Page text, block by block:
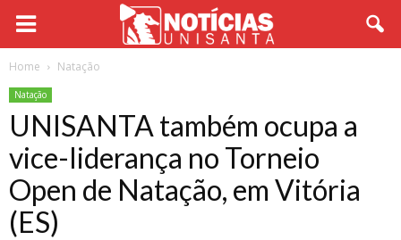
Home Natação
Natação
UNISANTA também ocupa a
vice-liderança no Torneio
Open de Natação, em Vitória
(ES)